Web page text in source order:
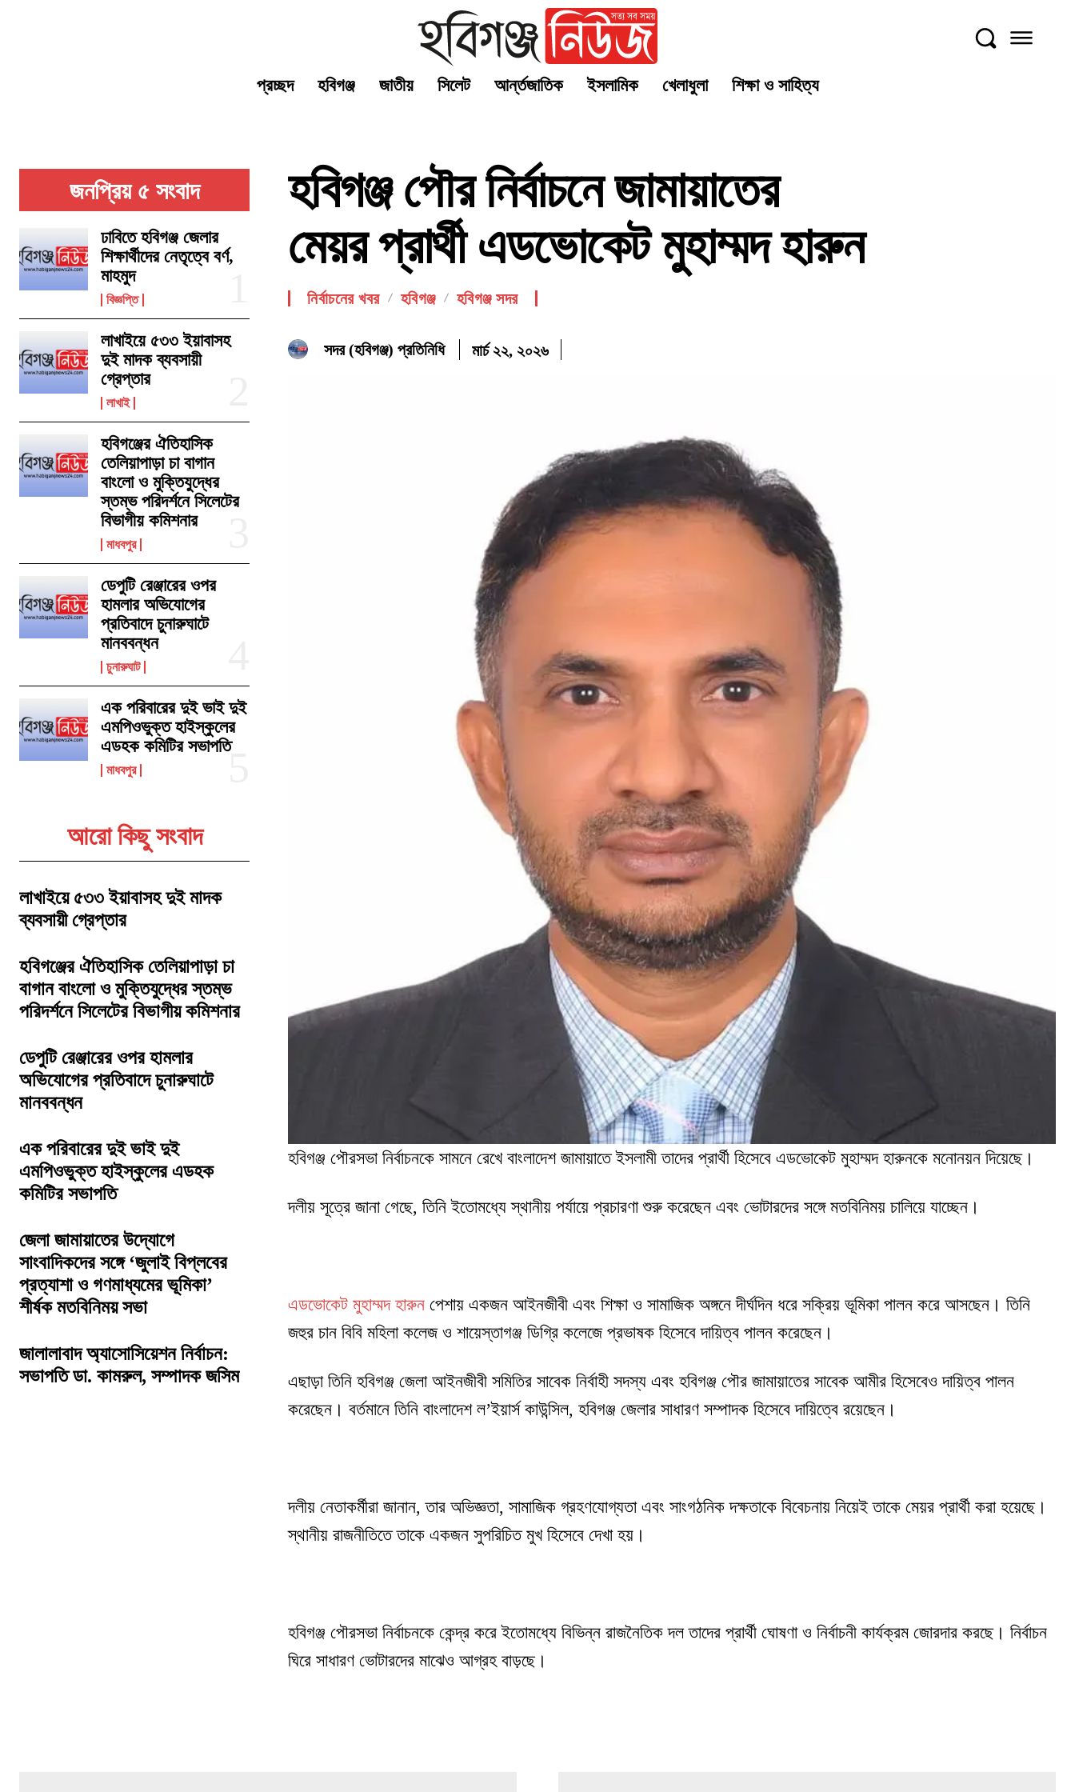
প্রচ্ছদ হবিগঞ্জ জাতীয় সিলেট আর্ন্তজাতিক ইসলামিক খেলাধুলা শিক্ষা ও সাহিত্য
জনপ্রিয় ৫ সংবাদ
ঢাবিতে হবিগঞ্জ জেলার
শিক্ষার্থীদের নেতৃত্বে বর্ণ,
মাহমুদ
বিজ্ঞপ্তি
লাখাইয়ে ৫৩৩ ইয়াবাসহ
দুই মাদক ব্যবসায়ী
গ্রেপ্তার
লাখাই
হবিগঞ্জের ঐতিহাসিক
তেলিয়াপাড়া চা বাগান
বাংলো ও মুক্তিযুদ্ধের
স্তম্ভ পরিদর্শনে সিলেটের
বিভাগীয় কমিশনার
মাধবপুর
ডেপুটি রেঞ্জারের ওপর
হামলার অভিযোগের
প্রতিবাদে চুনারুঘাটে
মানববন্ধন
চুনারুঘাট
এক পরিবারের দুই ভাই দুই
এমপিওভুক্ত হাইস্কুলের
এডহক কমিটির সভাপতি
মাধবপুর
আরো কিছু সংবাদ
লাখাইয়ে ৫৩৩ ইয়াবাসহ দুই মাদক
ব্যবসায়ী গ্রেপ্তার
হবিগঞ্জের ঐতিহাসিক তেলিয়াপাড়া চা
বাগান বাংলো ও মুক্তিযুদ্ধের স্তম্ভ
পরিদর্শনে সিলেটের বিভাগীয় কমিশনার
ডেপুটি রেঞ্জারের ওপর হামলার
অভিযোগের প্রতিবাদে চুনারুঘাটে
মানববন্ধন
এক পরিবারের দুই ভাই দুই
এমপিওভুক্ত হাইস্কুলের এডহক
কমিটির সভাপতি
জেলা জামায়াতের উদ্যোগে
সাংবাদিকদের সঙ্গে ‘জুলাই বিপ্লবের
প্রত্যাশা ও গণমাধ্যমের ভূমিকা’
শীর্ষক মতবিনিময় সভা
জালালাবাদ অ্যাসোসিয়েশন নির্বাচন:
সভাপতি ডা. কামরুল, সম্পাদক জসিম
হবিগঞ্জ পৌর নির্বাচনে জামায়াতের
মেয়র প্রার্থী এডভোকেট মুহাম্মদ হারুন
নির্বাচনের খবর হবিগঞ্জ হবিগঞ্জ সদর
সদর (হবিগঞ্জ) প্রতিনিধি মার্চ ২২, ২০২৬
হবিগঞ্জ পৌরসভা নির্বাচনকে সামনে রেখে বাংলাদেশ জামায়াতে ইসলামী তাদের প্রার্থী হিসেবে এডভোকেট মুহাম্মদ হারুনকে মনোনয়ন দিয়েছে।
দলীয় সূত্রে জানা গেছে, তিনি ইতোমধ্যে স্থানীয় পর্যায়ে প্রচারণা শুরু করেছেন এবং ভোটারদের সঙ্গে মতবিনিময় চালিয়ে যাচ্ছেন।
এডভোকেট মুহাম্মদ হারুন পেশায় একজন আইনজীবী এবং শিক্ষা ও সামাজিক অঙ্গনে দীর্ঘদিন ধরে সক্রিয় ভূমিকা পালন করে আসছেন। তিনি
জহুর চান বিবি মহিলা কলেজ ও শায়েস্তাগঞ্জ ডিগ্রি কলেজে প্রভাষক হিসেবে দায়িত্ব পালন করেছেন।
এছাড়া তিনি হবিগঞ্জ জেলা আইনজীবী সমিতির সাবেক নির্বাহী সদস্য এবং হবিগঞ্জ পৌর জামায়াতের সাবেক আমীর হিসেবেও দায়িত্ব পালন
করেছেন। বর্তমানে তিনি বাংলাদেশ ল’ইয়ার্স কাউন্সিল, হবিগঞ্জ জেলার সাধারণ সম্পাদক হিসেবে দায়িত্বে রয়েছেন।
দলীয় নেতাকর্মীরা জানান, তার অভিজ্ঞতা, সামাজিক গ্রহণযোগ্যতা এবং সাংগঠনিক দক্ষতাকে বিবেচনায় নিয়েই তাকে মেয়র প্রার্থী করা হয়েছে।
স্থানীয় রাজনীতিতে তাকে একজন সুপরিচিত মুখ হিসেবে দেখা হয়।
হবিগঞ্জ পৌরসভা নির্বাচনকে কেন্দ্র করে ইতোমধ্যে বিভিন্ন রাজনৈতিক দল তাদের প্রার্থী ঘোষণা ও নির্বাচনী কার্যক্রম জোরদার করছে। নির্বাচন
ঘিরে সাধারণ ভোটারদের মাঝেও আগ্রহ বাড়ছে।